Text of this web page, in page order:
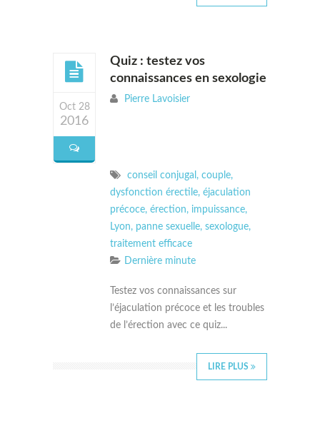
Oct 28
2016
Quiz : testez vos
connaissances en sexologie
Pierre Lavoisier
conseil conjugal , couple,
dysfonction érectile, éjaculation
précoce, érection, impuissance,
Lyon, panne sexuelle, sexologue,
traitement efficace
Dernière minute
Testez vos connaissances sur
l’éjaculation précoce et les troubles
de l’érection avec ce quiz...
LIRE PLUS